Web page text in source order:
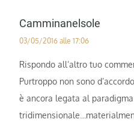
Camminanelsole
03/05/2016 alle 17:06
Rispondo all’altro tuo
Purtroppo non sono
è ancora legata al